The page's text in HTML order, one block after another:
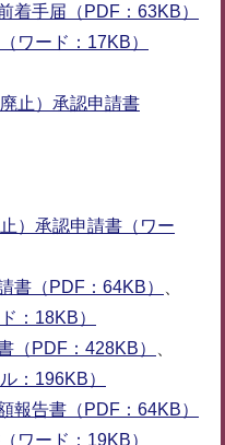
着手届（PDF：63KB）
ワード：17KB）
止）承認申請書
）承認申請書（ワー
書（PDF：64KB）
：18KB）
（PDF：428KB）
：196KB）
報告書（PDF：64KB）
ワード：19KB）